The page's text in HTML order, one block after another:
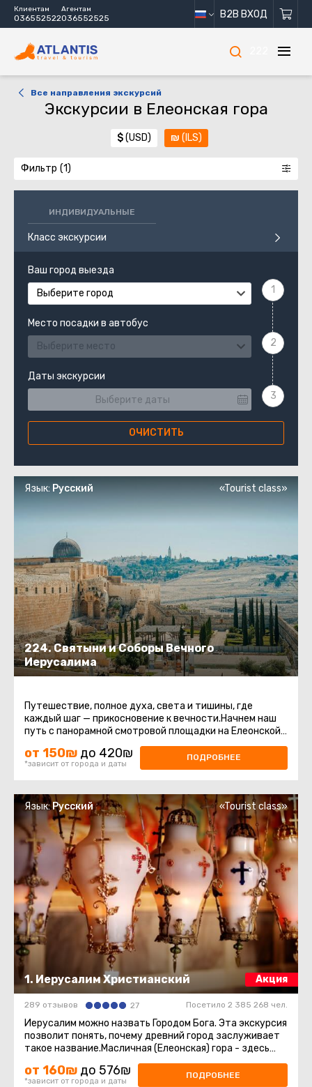
Клиентам
036552522
Агентам
036552525 B2B ВХОД
Все направления экскурсий
Экскурсии в Елеонская гора
$(USD) ₪ (ILS)
Фильтр
ИНДИВИДУАЛЬНЫЕ
Класс экскурсии
Ваш город выезда
Выберите город
Место посадки в автобус
Выберите место
Даты экскурсии
ОЧИСТИТЬ
224. Святыни и Соборы Вечного
Иерусалима
Язык: Русский «Tourist class»
Путешествие, полное духа, света и тишины, где
каждый шаг — прикосновение к вечности.Начнем наш
путь с панорамной смотровой площадки на Елеонской
горе. Отсюда открывается ...
от 150₪ до 420₪
*зависит от города и даты
ПОДРОБНЕЕ
1. Иерусалим Христианский Акция
Язык:Русский «Tourist class»
289 отзывов 27 Посетило 2 385 268 чел.
Иерусалим можно назвать Городом Бога. Эта экскурсия
позволит понять, почему древний город заслуживает
такое название.Масличная (Елеонская) гора - здесь
нас ждёт восхитительный ...
от 160₪ до 576₪
*зависит от города и даты
ПОДРОБНЕЕ